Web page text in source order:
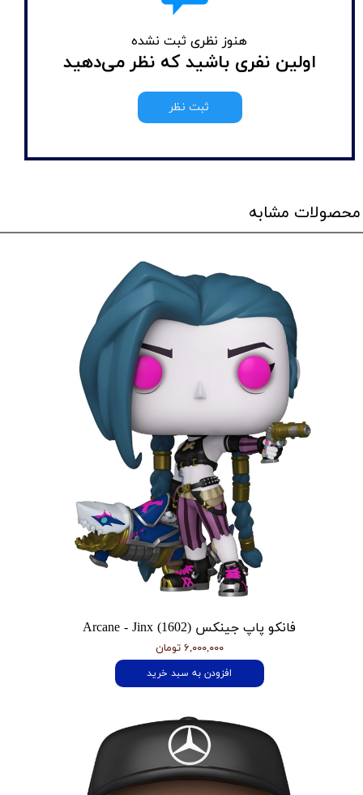
هنوز نظری ثبت نشده
اولین نفری باشید که نظر می‌دهید
ثبت نظر
محصولات مشابه
فانکو پاپ جینکس Arcane - Jinx (1602)
۶,۰۰۰,۰۰۰ تومان
افزودن به سبد خرید